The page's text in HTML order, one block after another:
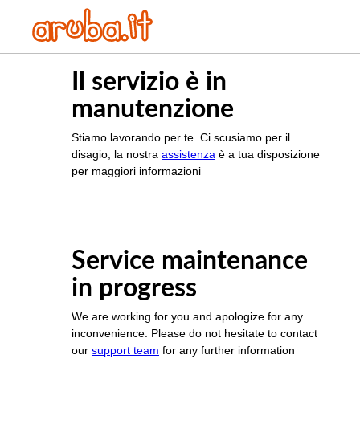
Il servizio è in
manutenzione
Stiamo lavorando per te. Ci scusiamo per il
disagio, la nostra assistenza è a tua disposizione
per maggiori informazioni
Service maintenance
in progress
We are working for you and apologize for any
inconvenience. Please do not hesitate to contact
our support team for any further information